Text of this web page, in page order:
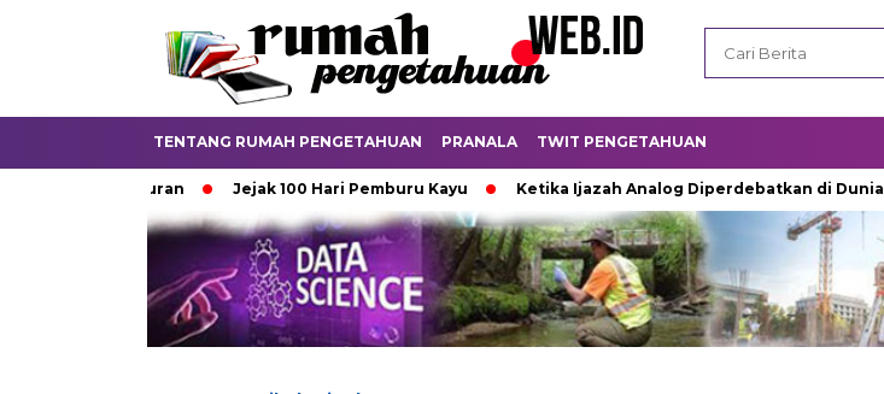
TENTANG RUMAH PENGETAHUAN PRANALA TWIT PENGETAHUAN
Jejak 100 Hari Pemburu Kayu Ketika Ijazah Analog Diperdebatkan di Dunia Digital